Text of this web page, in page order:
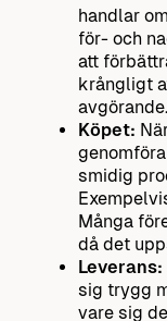
handlar
för- och
att
krångligt
avgörande.
Köpet:
smidig
Många
då det
Leverans:
sig trygg
vare sig